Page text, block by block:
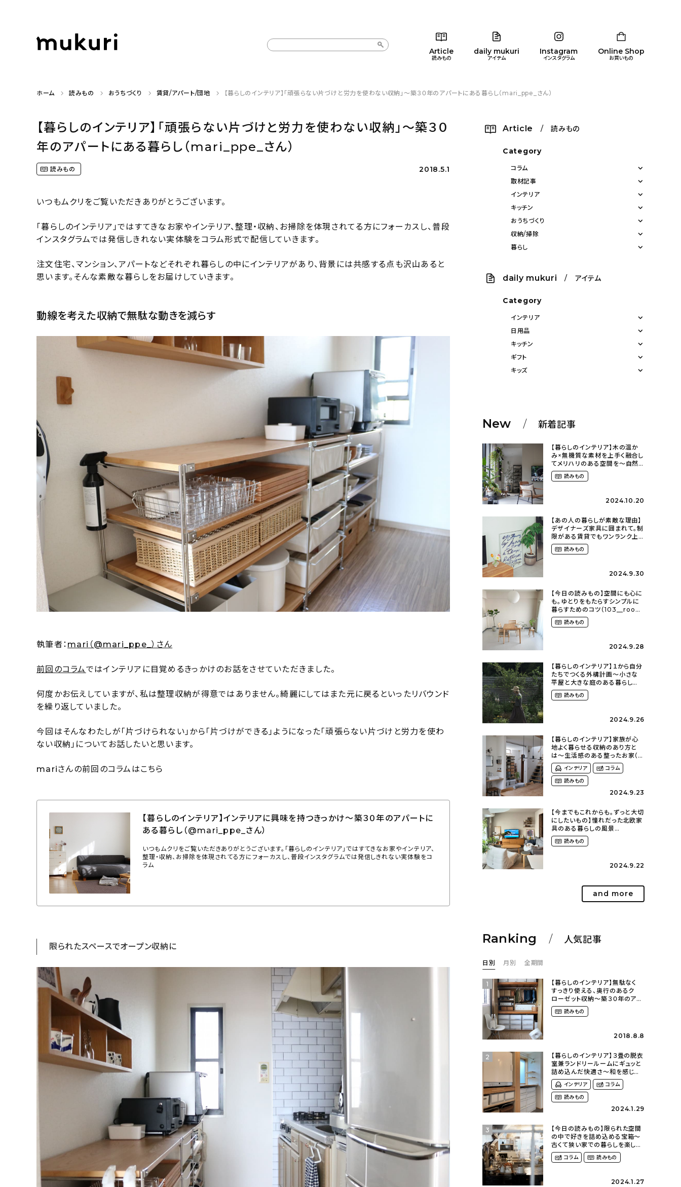
Article
読みもの
daily mukuri
アイテム
Instagram
インスタグラム
Online Shop
お買いもの
カテゴリー一覧 コラム 暮らし
カテゴリー一覧 インテリア
ホーム 読みもの おうちづくり 賃貸/アパート/団地 【暮らしのインテリア】「頑張らない片づけと労力を使わない収納」〜築３０年のアパートにある暮らし（mari_ppe_さん）
【暮らしのインテリア】「頑張らない片づけと労力を使わない収納」〜築３０
年のアパートにある暮らし（mari_ppe_さん）
読みもの 2018.5.1
いつもムクリをご覧いただきありがとうございます。
「暮らしのインテリア」ではすてきなお家やインテリア、整理・収納、お掃除を体現されてる方にフォーカスし、普段
インスタグラムでは発信しきれない実体験をコラム形式で配信していきます。
注文住宅、マンション、アパートなどそれぞれ暮らしの中にインテリアがあり、背景には共感する点も沢山あると
思います。そんな素敵な暮らしをお届けしていきます。
動線を考えた収納で無駄な動きを減らす
執筆者： mari（@mari_ppe_）さん
前回のコラムではインテリアに目覚めるきっかけのお話をさせていただきました。
何度かお伝えしていますが、私は整理収納が得意ではありません。綺麗にしてはまた元に戻るといったリバウンド
を繰り返していました。
今回はそんなわたしが「片づけられない」から「片づけができる」ようになった「頑張らない片づけと労力を使わ
ない収納」についてお話したいと思います。
mariさんの前回のコラムはこちら
【暮らしのインテリア】インテリアに興味を持つきっかけ〜築３０年のアパートに
ある暮らし（@mari_ppe_さん）
いつもムクリをご覧いただきありがとうございます。「暮らしのインテリア」ではすてきなお家やインテリア、
整理・収納、お掃除を体現されてる方にフォーカスし、普段インスタグラムでは発信しきれない実体験をコ
ラム
限られたスペースでオープン収納に
Article / 読みもの
Category
コラム
取材記事
インテリア
キッチン
おうちづくり
収納/掃除
暮らし
daily mukuri / アイテム
Category
インテリア
日用品
キッチン
ギフト
キッズ
New 新着記事
【暮らしのインテリア】木の温か
み×無機質な素材を上手く融合し
てメリハリのある空間を〜自然
に囲まれて暮らす（ki_no_ieさ
ん） 読みもの
2024.10.20
【あの人の暮らしが素敵な理由】
デザイナーズ家具に囲まれて。制
限がある賃貸でもワンランク上
のお部屋に〜狭くても好きな暮
らしのこと（_____chika708さ
読みもの
2024.9.30
【今日の読みもの】空間にも心に
も。ゆとりをもたらすシンプルに
暮らすためのコツ（103__room
さん）
読みもの
2024.9.28
【暮らしのインテリア】１から自分
たちでつくる外構計画〜小さな
平屋と大きな庭のある暮らし
（tsumikiniwaさん）
読みもの
2024.9.26
【暮らしのインテリア】家族が心
地よく暮らせる収納のあり方と
は〜生活感のある整ったお家（
kaya___ieさん）
インテリア
コラム
読みもの
2024.9.23
【今までもこれからも。ずっと大切
にしたいもの】憧れだった北欧家
具のある暮らしの風景
（m._.k_homeさん）
読みもの
2024.9.22
and more
Ranking 人気記事
日別 月別 全期間
1
【暮らしのインテリア】無駄なく
すっきり使える、奥行のあるク
ローゼット収納〜築３０年のア
パートにある暮らし
（mari_ppe_さん）
読みもの
2018.8.8
2
【暮らしのインテリア】３畳の脱衣
室兼ランドリールームにギュッと
詰め込んだ快適さ〜和を感じる
平屋に暮らす（heco_homeさ
ん） インテリア
コラム
読みもの
2024.1.29
3
【今日の読みもの】限られた空間
の中で好きを詰め込める宝箱〜
古くて狭い家での暮らしを楽しむ
（2nyan_and_lifestylesさん）
コラム 読みもの
2024.1.27